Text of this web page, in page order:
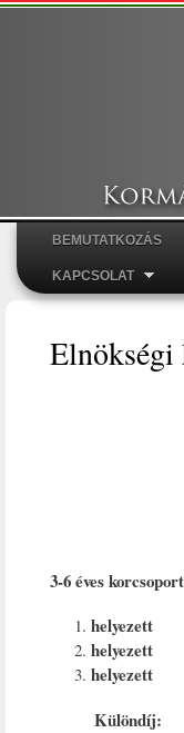
Főmenü
BEMUTATKOZÁS
KAPCSOLAT
Elnökségi
3-6 éves
helyezett
helyezett
helyezett
Különdíj: